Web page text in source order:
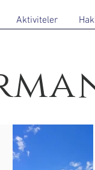
Aktiviteler